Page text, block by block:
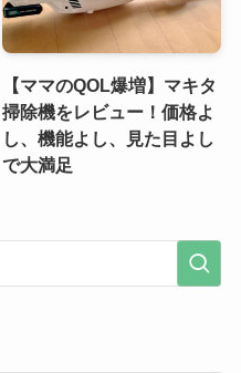
【ママのQOL爆増】マキタ
掃除機をレビュー！価格よ
し、機能よし、見た目よし
で大満足